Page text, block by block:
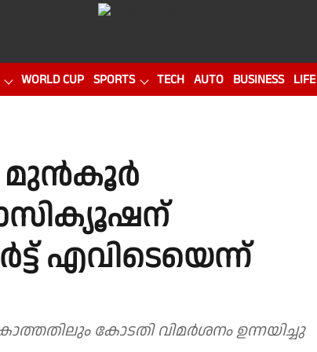
WORLD CUP SPORTS TECH AUTO BUSINESS LIFE
മുൻകൂർ
എവിടെയെന്ന്
കോടതി വിമർശനം ഉന്നയിച്ചു